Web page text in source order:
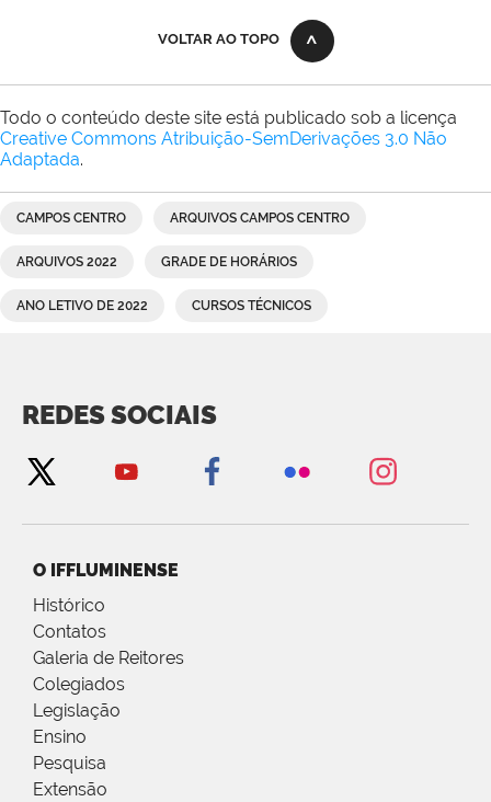
VOLTAR AO TOPO
Todo o conteúdo deste site está publicado sob a licença
Creative Commons Atribuição-SemDerivações 3.0 Não
Adaptada.
CAMPOS CENTRO ARQUIVOS CAMPOS CENTRO
ARQUIVOS 2022 GRADE DE HORÁRIOS
ANO LETIVO DE 2022 CURSOS TÉCNICOS
REDES SOCIAIS
O IFFLUMINENSE
Histórico
Contatos
Galeria de Reitores
Colegiados
Legislação
Ensino
Pesquisa
Extensão